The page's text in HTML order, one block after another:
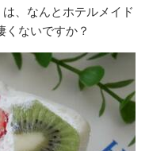
、なんとホテルメイド
くないですか？